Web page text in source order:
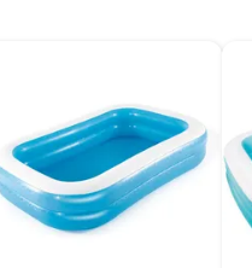
tenemoscategorías que
la naturaleza de los